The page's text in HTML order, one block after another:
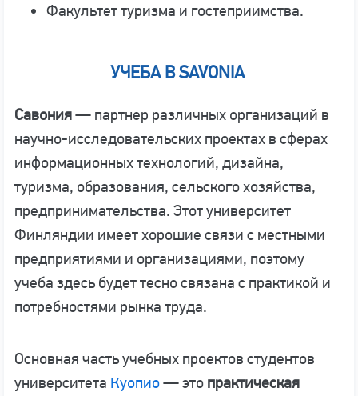
Факультет туризма и гостеприимства.
УЧЕБА В SAVONIA
Савония— партнер различных организаций в
научно-исследовательских проектах в сферах
информационных технологий, дизайна,
туризма, образования, сельского хозяйства,
предпринимательства. Этот университет
Финляндии имеет хорошие связи с местными
предприятиями и организациями, поэтому
учеба здесь будет тесно связана с практикой и
потребностями рынка труда.
Основная часть учебных проектов студентов
университета Куопио— это практическая